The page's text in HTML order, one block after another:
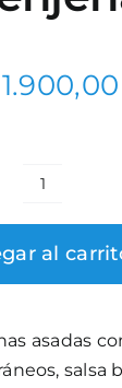
de
cantidad
al
asadas
salsa